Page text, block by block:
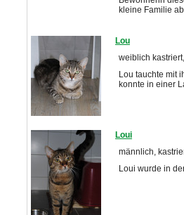
kleine Familie
Lou
weiblich
Lou tauchte mit
konnte in einer
Loui
männlich,
Loui wurde in